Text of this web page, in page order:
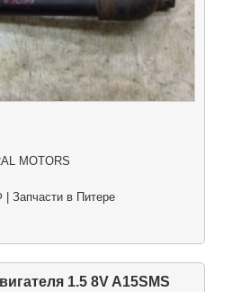
MOTORS
| Запчасти в Питере
1.5 8V A15SMS